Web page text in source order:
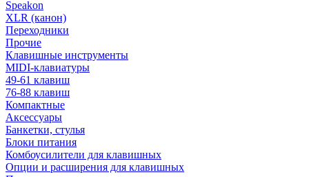
Speakon
XLR (канон)
Переходники
Прочие
Клавишные инструменты
MIDI-клавиатуры
49-61 клавиш
76-88 клавиш
Компактные
Аксессуары
Банкетки, стулья
Блоки питания
Комбоусилители для клавишных
Опции и расширения для клавишных